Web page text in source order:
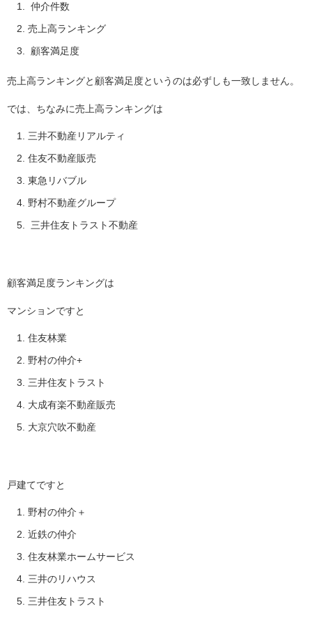
仲介件数
売上高ランキング
顧客満足度
売上高ランキングと顧客満足度というのは必ずしも一致しません。
では、ちなみに売上高ランキングは
三井不動産リアルティ
住友不動産販売
東急リバブル
野村不動産グループ
三井住友トラスト不動産
顧客満足度ランキングは
マンションですと
住友林業
野村の仲介+
三井住友トラスト
大成有楽不動産販売
大京穴吹不動産
戸建てですと
野村の仲介＋
近鉄の仲介
住友林業ホームサービス
三井のリハウス
三井住友トラスト